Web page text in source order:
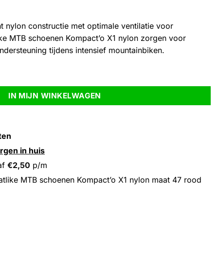
nylon constructie met optimale ventilatie voor
MTB schoenen Kompact’o X1 nylon zorgen voor
tijdens intensief mountainbiken.
IN MIJN WINKELWAGEN
in huis
€2,50 p/m
MTB schoenen Kompact’o X1 nylon maat 47 rood